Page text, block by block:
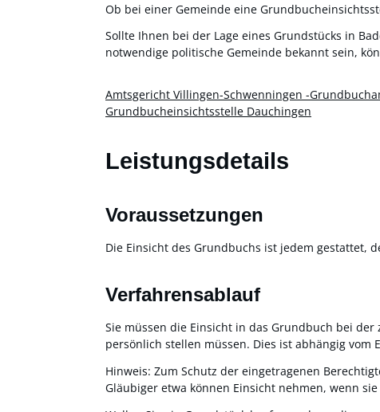
Ob bei einer Gemeinde eine
Sollte Ihnen bei der Lage eines Grundstücks in
notwendige politische Gemeinde bekannt sein,
Amtsgericht Villingen-Schwenningen -
Grundbucheinsichtsstelle Dauchingen
Leistungsdetails
Voraussetzungen
Die Einsicht des Grundbuchs ist jedem gestattet,
Verfahrensablauf
Sie müssen die Einsicht in das Grundbuch bei
persönlich stellen müssen. Dies ist abhängig vom
Hinweis: Zum Schutz der eingetragenen
Gläubiger etwa können Einsicht nehmen, wenn